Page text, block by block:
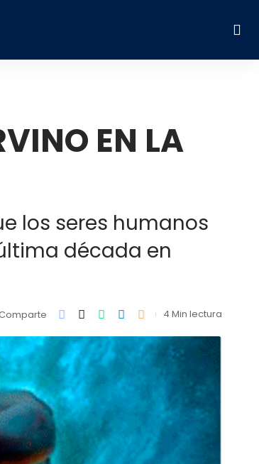
EN LA
los seres humanos
década en
4 Min lectura